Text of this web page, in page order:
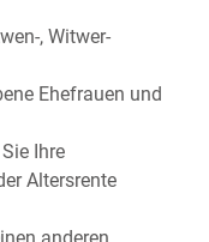
, Witwer-
Ehefrauen und
Ihre
Altersrente